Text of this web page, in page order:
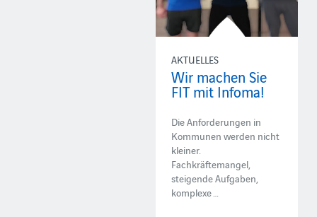
AKTUELLES
Wir machen Sie
FIT mit Infoma!
Die Anforderungen in
Kommunen werden nicht
kleiner.
Fachkräftemangel,
steigende Aufgaben,
komplexe …